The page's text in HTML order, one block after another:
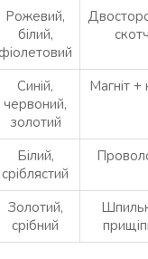
Рожевий,
білий,
Синій,
червоний,
золотий
Магніт +
Білий,
сріблястий
Золотий,
срібний